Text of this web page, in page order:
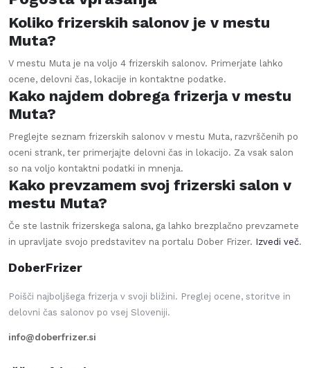
Koliko frizerskih salonov je v mestu
Muta?
V mestu Muta je na voljo 4 frizerskih salonov. Primerjate lahko
ocene, delovni čas, lokacije in kontaktne podatke.
Kako najdem dobrega frizerja v mestu
Muta?
Preglejte seznam frizerskih salonov v mestu Muta, razvrščenih po
oceni strank, ter primerjajte delovni čas in lokacijo. Za vsak salon
so na voljo kontaktni podatki in mnenja.
Kako prevzamem svoj frizerski salon v
mestu Muta?
Če ste lastnik frizerskega salona, ga lahko brezplačno prevzamete
in upravljate svojo predstavitev na portalu Dober Frizer. Izvedi več.
DoberFrizer
Poišči najboljšega frizerja v svoji bližini. Preglej ocene, storitve in
delovni čas salonov po vsej Sloveniji.
info@doberfrizer.si